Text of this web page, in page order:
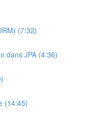
(7:32)
dans JPA (4:36)
(14:45)